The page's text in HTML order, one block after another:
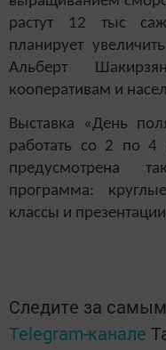
растут 12 тыс
планирует
Альберт
кооперативам и
Выставка «День
работать со 2 по 4
предусмотрена
программа:
классы и
Следите за
Telegram-канале